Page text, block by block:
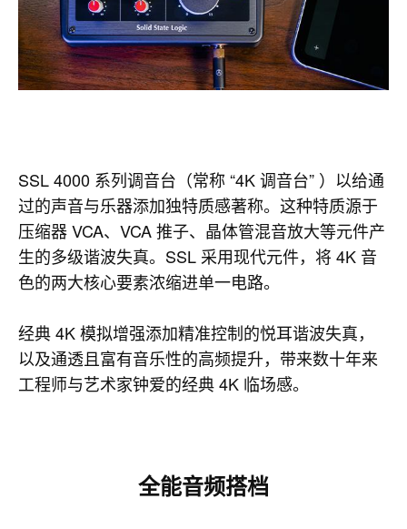
SSL 4000 系列调音台（常称 “4K 调音台” ）以给通
过的声音与乐器添加独特质感著称。这种特质源于
压缩器 VCA、VCA 推子、晶体管混音放大等元件产
生的多级谐波失真。SSL 采用现代元件，将 4K 音
色的两大核心要素浓缩进单一电路。
经典 4K 模拟增强添加精准控制的悦耳谐波失真，
以及通透且富有音乐性的高频提升，带来数十年来
工程师与艺术家钟爱的经典 4K 临场感。
全能音频搭档